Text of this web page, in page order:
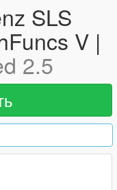
SLS
V |
2.5